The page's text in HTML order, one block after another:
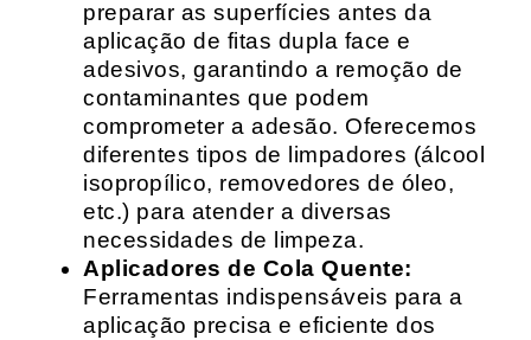
preparar as superfícies antes da
aplicação de fitas dupla face e
adesivos, garantindo a remoção de
contaminantes que podem
comprometer a adesão. Oferecemos
diferentes tipos de limpadores (álcool
isopropílico, removedores de óleo,
etc.) para atender a diversas
necessidades de limpeza.
Aplicadores de Cola Quente:
Ferramentas indispensáveis para a
aplicação precisa e eficiente dos